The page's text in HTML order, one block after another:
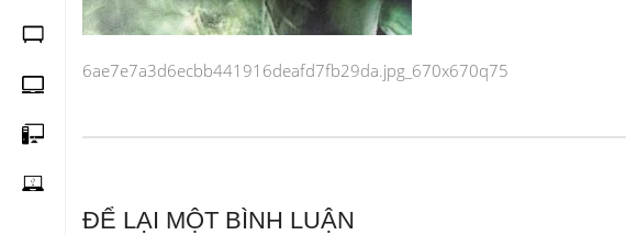
6ae7e7a3d6ecbb441916deafd7fb29da.jpg_670x670q75
ĐỂ LẠI MỘT BÌNH LUẬN